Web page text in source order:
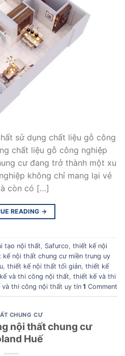
sử dụng chất liệu gỗ công
chất liệu gỗ công nghiệp
cư đang trở thành một xu
không chỉ mang lại vẻ
còn có […]
READING →
tạo nội thất Safurco thiết kế nội
kế nội thất chung cư miền trung uy
thiết kế nội thất tối giản thiết kế
và thi công nội thất thiết kế và thi
và thi công nội thất uy tín 1 Comment
CHUNG CƯ
nội thất chung cư
Huế